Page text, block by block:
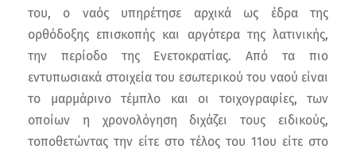
του, ο ναός υπηρέτησε αρχικά ως έδρα της
ορθόδοξης επισκοπής και αργότερα της λατινικής,
την περίοδο της Ενετοκρατίας. Από τα πιο
εντυπωσιακά στοιχεία του εσωτερικού του ναού είναι
το μαρμάρινο τέμπλο και οι τοιχογραφίες, των
οποίων η χρονολόγηση διχάζει τους ειδικούς,
τοποθετώντας την είτε στο τέλος του 11ου είτε στο